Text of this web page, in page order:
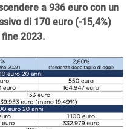
a 936 euro con un
di 170 euro (-15,4%)
2023.